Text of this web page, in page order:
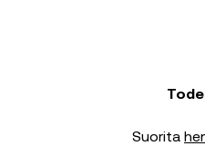
Suorita